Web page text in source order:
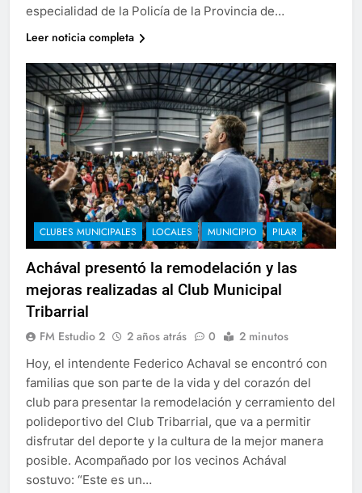
especialidad de la Policía de la Provincia de…
Leer noticia completa
CLUBES MUNICIPALES LOCALES MUNICIPIO PILAR
Achával presentó la remodelación y las
mejoras realizadas al Club Municipal
Tribarrial
FM Estudio 2 2 años atrás 0 2 minutos
Hoy, el intendente Federico Achaval se encontró con
familias que son parte de la vida y del corazón del
club para presentar la remodelación y cerramiento del
polideportivo del Club Tribarrial, que va a permitir
disfrutar del deporte y la cultura de la mejor manera
posible. Acompañado por los vecinos Achával
sostuvo: “Este es un…